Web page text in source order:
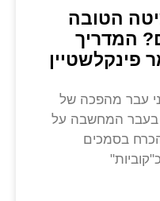
הטובה
המדריך
עבר מהפכה של
בעבר המחשבה על
בסמכים